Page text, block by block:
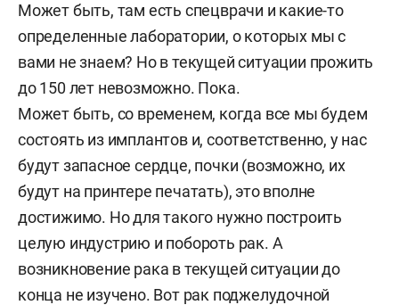
Может быть, там есть спецврачи и какие-то
определенные лаборатории, о которых мы с
вами не знаем? Но в текущей ситуации прожить
до 150 лет невозможно. Пока.
Может быть, со временем, когда все мы будем
состоять из имплантов и, соответственно, у нас
будут запасное сердце, почки (возможно, их
будут на принтере печатать), это вполне
достижимо. Но для такого нужно построить
целую индустрию и побороть рак. А
возникновение рака в текущей ситуации до
конца не изучено. Вот рак поджелудочной